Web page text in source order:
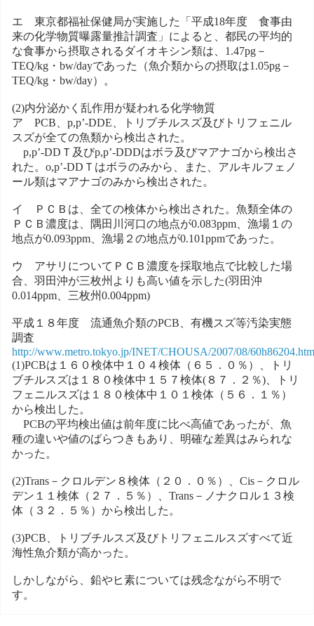
エ 東京都福祉保健局が実施した「平成18年度 食事由
来の化学物質曝露量推計調査」によると、都民の平均的
な食事から摂取されるダイオキシン類は、1.47pg－
TEQ/kg・bw/dayであった（魚介類からの摂取は1.05pg－
TEQ/kg・bw/day）。
(2)内分泌かく乱作用が疑われる化学物質
ア PCB、p,p’-DDE、トリブチルスズ及びトリフェニル
スズが全ての魚類から検出された。
p,p’-DDＴ及びp,p’-DDDはボラ及びマアナゴから検出さ
れた。o,p’-DDＴはボラのみから、また、アルキルフェノ
ール類はマアナゴのみから検出された。
イ ＰＣＢは、全ての検体から検出された。魚類全体の
ＰＣＢ濃度は、隅田川河口の地点が0.083ppm、漁場１の
地点が0.093ppm、漁場２の地点が0.101ppmであった。
ウ アサリについてＰＣＢ濃度を採取地点で比較した場
合、羽田沖が三枚州よりも高い値を示した(羽田沖
0.014ppm、三枚州0.004ppm)
平成１８年度 流通魚介類のPCB、有機スズ等汚染実態
調査
http://www.metro.tokyo.jp/INET/CHOUSA/2007/08/60h86204.htm
(1)PCBは１６０検体中１０４検体（６５．０％）、トリ
ブチルスズは１８０検体中１５７検体(８７．２％)、トリ
フェニルスズは１８０検体中１０１検体（５６．１％）
から検出した。
PCBの平均検出値は前年度に比べ高値であったが、魚
種の違いや値のばらつきもあり、明確な差異はみられな
かった。
(2)Trans－クロルデン８検体（２０．０％）、Cis－クロル
デン１１検体（２７．５％）、Trans－ノナクロル１３検
体（３２．５％）から検出した。
(3)PCB、トリブチルスズ及びトリフェニルスズすべて近
海性魚介類が高かった。
しかしながら、鉛やヒ素については残念ながら不明で
す。